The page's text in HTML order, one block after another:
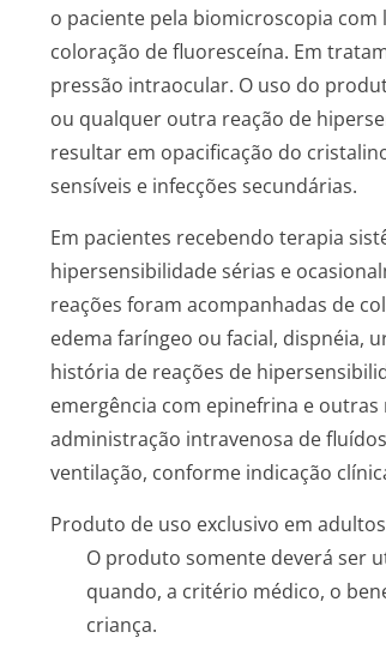
o paciente pela biomicroscopia
coloração de fluoresceína. Em
pressão intraocular. O uso do
ou qualquer outra reação de
resultar em opacificação do
sensíveis e infecções secundárias.
Em pacientes recebendo terapia
hipersensibilidade sérias e
reações foram acompanhadas de
edema faríngeo ou facial, dispnéia,
história de reações de
emergência com epinefrina e
administração intravenosa de
ventilação, conforme indicação
Produto de uso exclusivo em
O produto somente deverá ser
quando, a critério médico, o
criança.